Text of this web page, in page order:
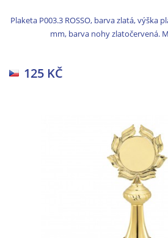
Plaketa P003.3 ROSSO, barva zlatá, výška
mm, barva nohy zlatočervená.
125 KČ